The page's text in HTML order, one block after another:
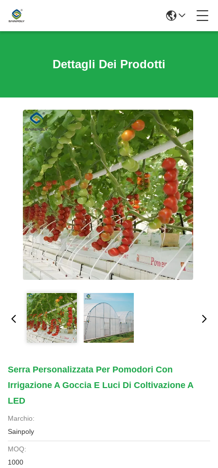
Dettagli Dei Prodotti
Serra Personalizzata Per Pomodori Con
Irrigazione A Goccia E Luci Di Coltivazione A
LED
Marchio:
Sainpoly
MOQ:
1000